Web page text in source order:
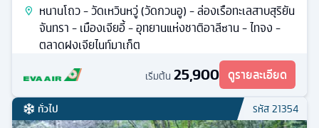
หนานโถว - วัดเหวินหวู่ (วัดกวนอู) - ล่องเรือทะเลสาบสุริยัน
จันทรา - เมืองเจียอี้ - อุทยานแห่งชาติอาลีซาน - ไทจง -
ตลาดฝงเจียไนท์มาเก็ต
เริ่มต้น 25,900 ดูรายละเอียด
ทั่วไป รหัส21354